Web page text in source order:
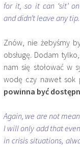
for it, so it can ‘sit’
and didn’t leave any tip.
Znów, nie żebyśmy
obsługę. Dodam
nam się stołować w
wodę czy nawet sok
powinna być
Again, we are not
I will only add that even
in crisis situations,